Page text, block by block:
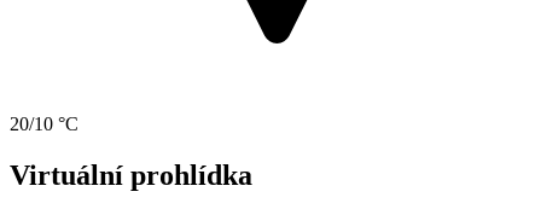
20/10 °C
Virtuální prohlídka